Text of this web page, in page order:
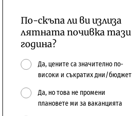
По-скъпа ли ви излиза
лятната почивка тази
година?
Да, цените са значително по-
високи и съкратих дни/бюджет
Да, но това не промени
плановете ми за ваканцията